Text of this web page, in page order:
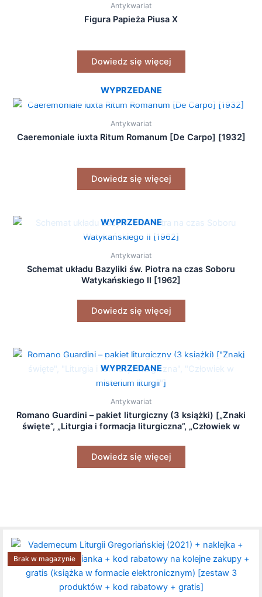
Antykwariat
Figura Papieża Piusa X
Dowiedz się więcej
WYPRZEDANE
Antykwariat
Caeremoniale iuxta Ritum Romanum [De Carpo] [1932]
Dowiedz się więcej
WYPRZEDANE
Antykwariat
Schemat układu Bazyliki św. Piotra na czas Soboru
Watykańskiego II [1962]
Dowiedz się więcej
WYPRZEDANE
Antykwariat
Romano Guardini – pakiet liturgiczny (3 książki) [„Znaki
święte”, „Liturgia i formacja liturgiczna”, „Człowiek w
Dowiedz się więcej
Brak w magazynie